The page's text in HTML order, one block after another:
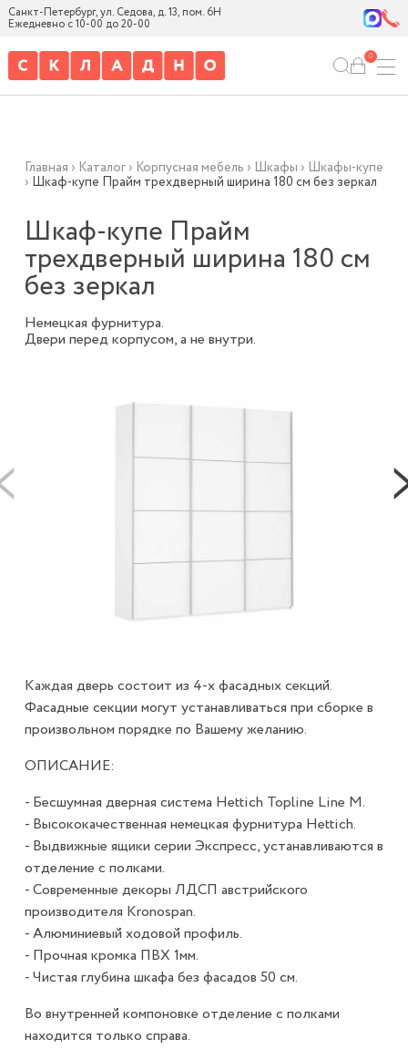
Санкт-Петербург, ул. Седова, д. 13, пом. 6Н
Ежедневно с 10-00 до 20-00
0
Главная › Каталог› Корпусная мебель › Шкафы › Шкафы-купе
› Шкаф-купе Прайм трехдверный ширина 180 см без зеркал
Шкаф-купе Прайм
трехдверный ширина 180 см
без зеркал
Немецкая фурнитура.
Двери перед корпусом, а не внутри.
Каждая дверь состоит из 4-х фасадных секций.
Фасадные секции могут устанавливаться при сборке в
произвольном порядке по Вашему желанию.
ОПИСАНИЕ:
- Бесшумная дверная система Hettich Topline Line M.
- Высококачественная немецкая фурнитура Hettich.
- Выдвижные ящики серии Экспресс, устанавливаются в
отделение с полками.
- Современные декоры ЛДСП австрийского
производителя Kronospan.
- Алюминиевый ходовой профиль.
- Прочная кромка ПВХ 1мм.
- Чистая глубина шкафа без фасадов 50 см.
Во внутренней компоновке отделение с полками
находится только справа.